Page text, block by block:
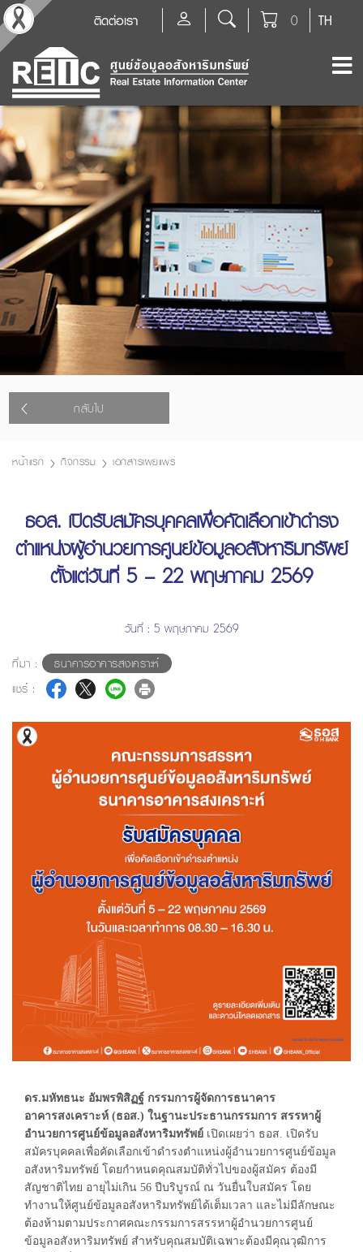
TH
0
ติดต่อเรา
กลับไป
หน้าแรก กิจกรรม เอกสารเผยแพร่
ธอส. เปิดรับสมัครบุคคลเพื่อคัดเลือกเข้าดำรง
ตำแหน่งผู้อำนวยการศูนย์ข้อมูลอสังหาริมทรัพย์
ตั้งแต่วันที่ 5 – 22 พฤษภาคม 2569
วันที่ : 5 พฤษภาคม 2569
ที่มา :
ธนาคารอาคารสงเคราะห์
แชร์ :
ดร.มหัทธนะ อัมพรพิสิฏฐ์ กรรมการผู้จัดการธนาคาร
อาคารสงเคราะห์ (ธอส.) ในฐานะประธานกรรมการ สรรหาผู้
อำนวยการศูนย์ข้อมูลอสังหาริมทรัพย์ เปิดเผยว่า ธอส. เปิดรับ
สมัครบุคคลเพื่อคัดเลือกเข้าดำรงตำแหน่งผู้อำนวยการศูนย์ข้อมูล
อสังหาริมทรัพย์ โดยกำหนดคุณสมบัติทั่วไปของผู้สมัคร ต้องมี
สัญชาติไทย อายุไม่เกิน 56 ปีบริบูรณ์ ณ วันยื่นใบสมัคร โดย
ทำงานให้ศูนย์ข้อมูลอสังหาริมทรัพย์ได้เต็มเวลา และไม่มีลักษณะ
ต้องห้ามตามประกาศคณะกรรมการสรรหาผู้อำนวยการศูนย์
ข้อมูลอสังหาริมทรัพย์ สำหรับคุณสมบัติเฉพาะต้องมีคุณวุฒิการ